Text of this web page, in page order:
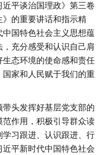
平谈治国理政》第三卷
的重要讲话和指示精
国特色社会主义思想蕴
充分感受和认识自己肩
生态环境的使命感和责任
家和人民赋于我们的重
头发挥好基层党支部的
作用，积极引导群众读
习跟进、认识跟进、行
平新时代中国特色社会